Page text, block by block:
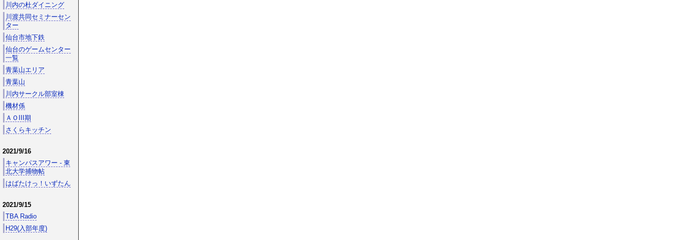
川内の杜ダイニング
川渡共同セミナーセン
ター
仙台市地下鉄
仙台のゲームセンター
一覧
青葉山エリア
青葉山
川内サークル部室棟
機材係
ＡＯIII期
さくらキッチン
2021/9/16
キャンパスアワー - 東
北大学捕物帖
はばたけっ！いずたん
2021/9/15
TBA Radio
H29(入部年度)